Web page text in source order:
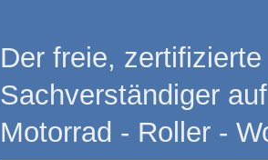
Der freie,
Sachverständiger
Motorrad - Roller -